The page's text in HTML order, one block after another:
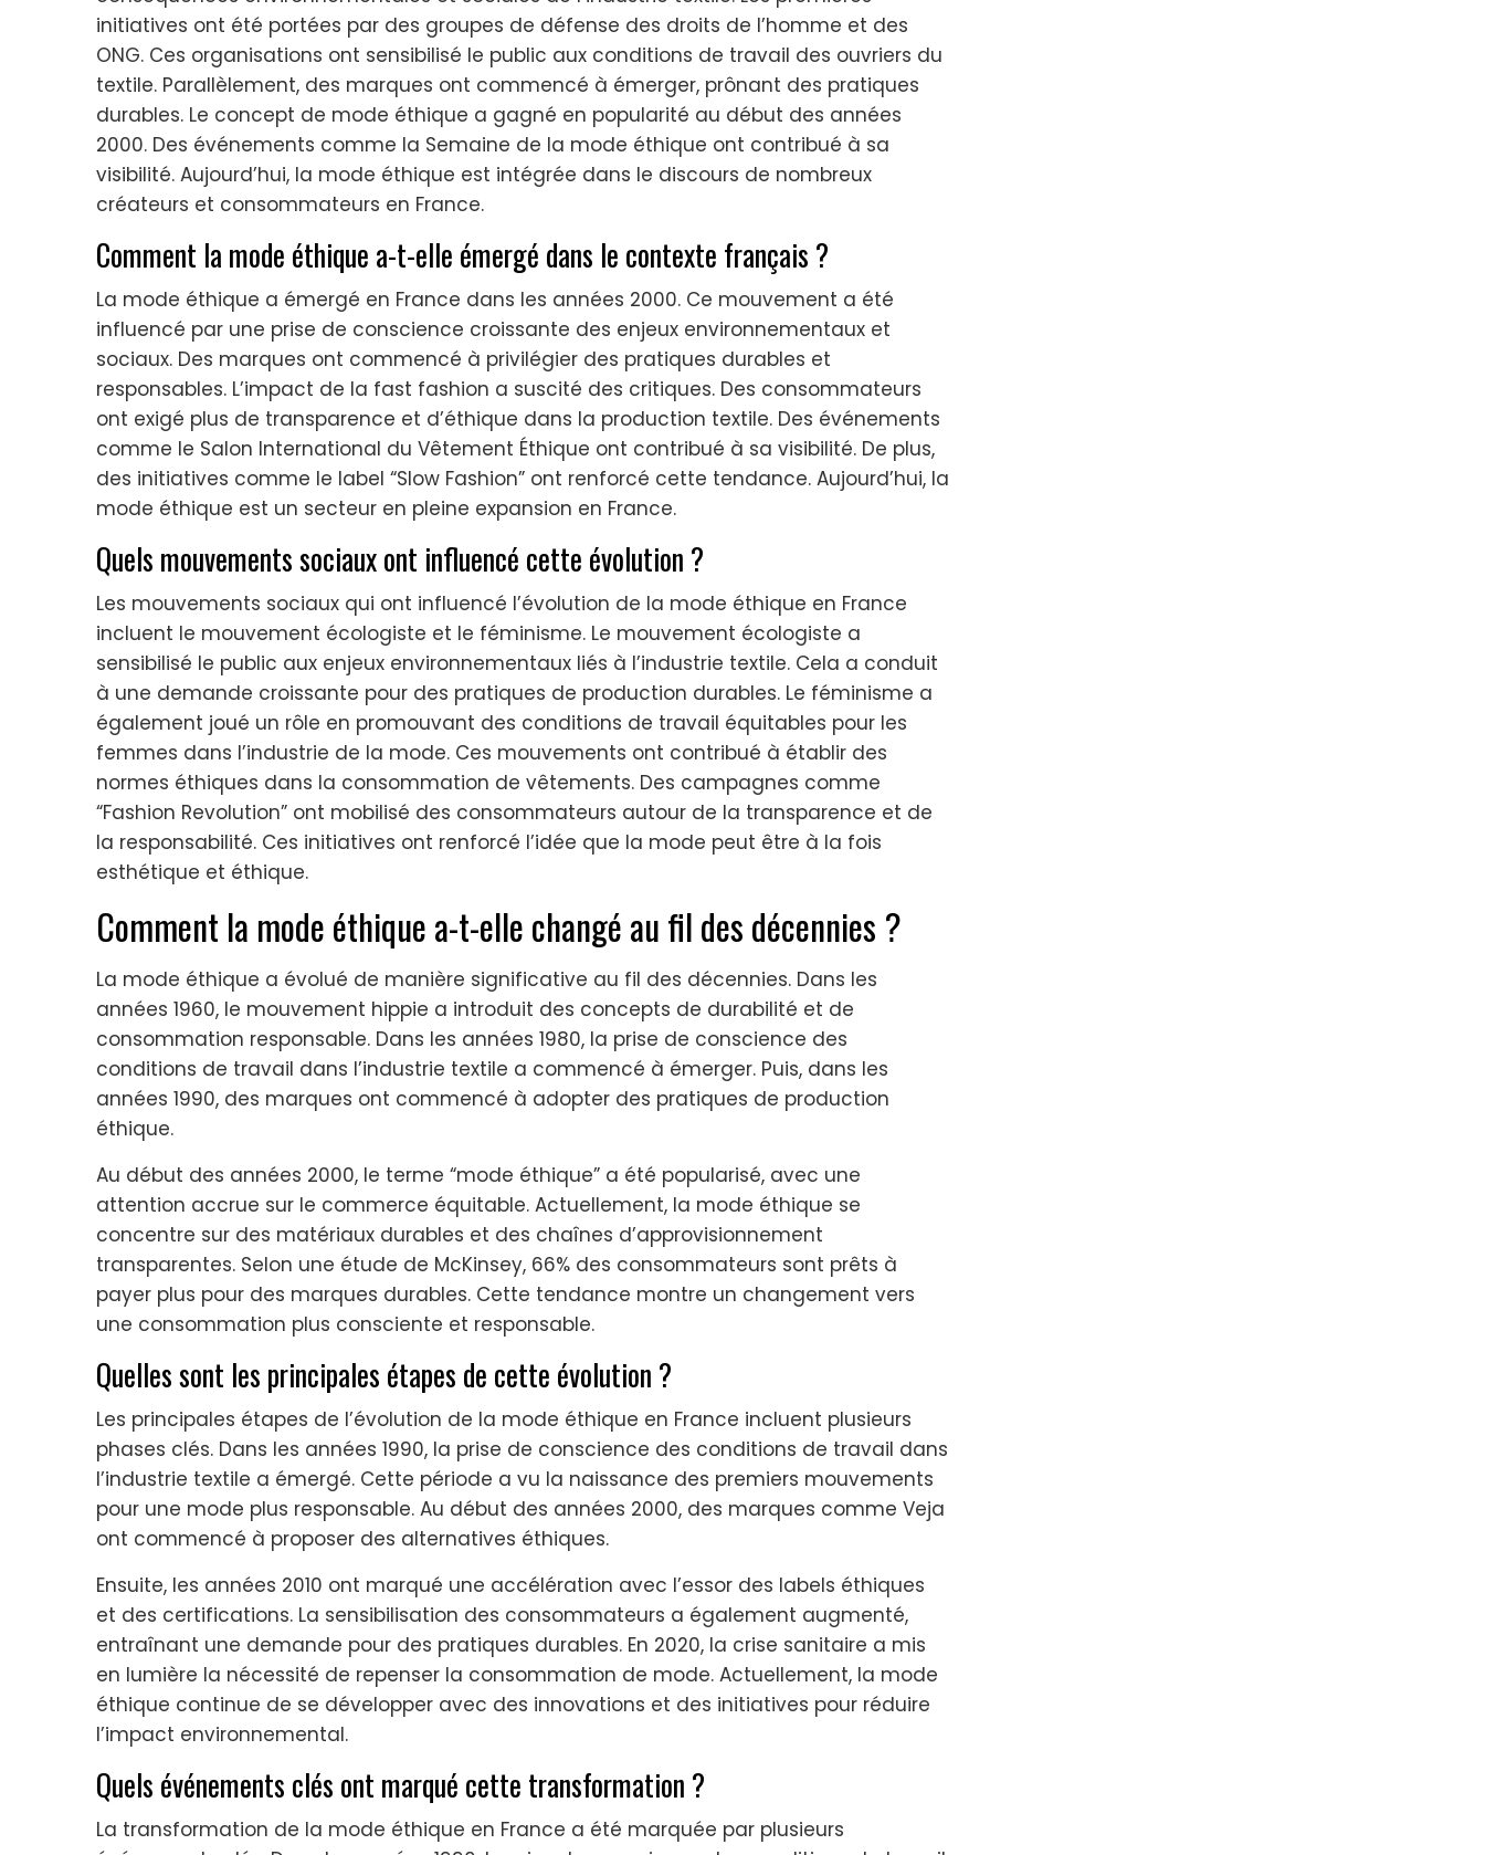
initiatives ont été portées par des groupes de défense des droits de l’homme et des
ONG. Ces organisations ont sensibilisé le public aux conditions de travail des ouvriers du
textile. Parallèlement, des marques ont commencé à émerger, prônant des pratiques
durables. Le concept de mode éthique a gagné en popularité au début des années
2000. Des événements comme la Semaine de la mode éthique ont contribué à sa
visibilité. Aujourd’hui, la mode éthique est intégrée dans le discours de nombreux
créateurs et consommateurs en France.
Comment la mode éthique a-t-elle émergé dans le contexte français ?
La mode éthique a émergé en France dans les années 2000. Ce mouvement a été
influencé par une prise de conscience croissante des enjeux environnementaux et
sociaux. Des marques ont commencé à privilégier des pratiques durables et
responsables. L’impact de la fast fashion a suscité des critiques. Des consommateurs
ont exigé plus de transparence et d’éthique dans la production textile. Des événements
comme le Salon International du Vêtement Éthique ont contribué à sa visibilité. De plus,
des initiatives comme le label “Slow Fashion” ont renforcé cette tendance. Aujourd’hui, la
mode éthique est un secteur en pleine expansion en France.
Quels mouvements sociaux ont influencé cette évolution ?
Les mouvements sociaux qui ont influencé l’évolution de la mode éthique en France
incluent le mouvement écologiste et le féminisme. Le mouvement écologiste a
sensibilisé le public aux enjeux environnementaux liés à l’industrie textile. Cela a conduit
à une demande croissante pour des pratiques de production durables. Le féminisme a
également joué un rôle en promouvant des conditions de travail équitables pour les
femmes dans l’industrie de la mode. Ces mouvements ont contribué à établir des
normes éthiques dans la consommation de vêtements. Des campagnes comme
“Fashion Revolution” ont mobilisé des consommateurs autour de la transparence et de
la responsabilité. Ces initiatives ont renforcé l’idée que la mode peut être à la fois
esthétique et éthique.
Comment la mode éthique a-t-elle changé au fil des décennies ?
La mode éthique a évolué de manière significative au fil des décennies. Dans les
années 1960, le mouvement hippie a introduit des concepts de durabilité et de
consommation responsable. Dans les années 1980, la prise de conscience des
conditions de travail dans l’industrie textile a commencé à émerger. Puis, dans les
années 1990, des marques ont commencé à adopter des pratiques de production
éthique.
Au début des années 2000, le terme “mode éthique” a été popularisé, avec une
attention accrue sur le commerce équitable. Actuellement, la mode éthique se
concentre sur des matériaux durables et des chaînes d’approvisionnement
transparentes. Selon une étude de McKinsey, 66% des consommateurs sont prêts à
payer plus pour des marques durables. Cette tendance montre un changement vers
une consommation plus consciente et responsable.
Quelles sont les principales étapes de cette évolution ?
Les principales étapes de l’évolution de la mode éthique en France incluent plusieurs
phases clés. Dans les années 1990, la prise de conscience des conditions de travail dans
l’industrie textile a émergé. Cette période a vu la naissance des premiers mouvements
pour une mode plus responsable. Au début des années 2000, des marques comme Veja
ont commencé à proposer des alternatives éthiques.
Ensuite, les années 2010 ont marqué une accélération avec l’essor des labels éthiques
et des certifications. La sensibilisation des consommateurs a également augmenté,
entraînant une demande pour des pratiques durables. En 2020, la crise sanitaire a mis
en lumière la nécessité de repenser la consommation de mode. Actuellement, la mode
éthique continue de se développer avec des innovations et des initiatives pour réduire
l’impact environnemental.
Quels événements clés ont marqué cette transformation ?
La transformation de la mode éthique en France a été marquée par plusieurs